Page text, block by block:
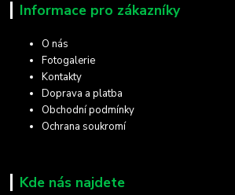
Informace pro zákazníky
O nás
Fotogalerie
Kontakty
Doprava a platba
Obchodní podmínky
Ochrana soukromí
Kde nás najdete